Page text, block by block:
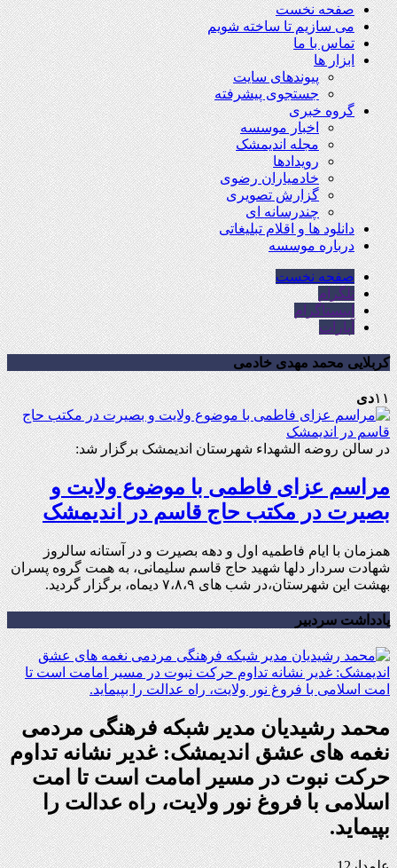
صفحه نخست
می سازیم تا ساخته شویم
تماس با ما
ابزار ها
پیوندهای سایت
جستجوی پیشرفته
گروه خبری
اخبار موسسه
مجله اندیمشک
رویدادها
خادمیاران رضوی
گزارش تصویری
چندرسانه ای
دانلود ها و اقلام تبلیغاتی
درباره موسسه
صفحه نخست
تلگرام
اینستاگرام
آپارات
کربلایی محمد مهدی خادمی
۱۱دی
در سالن روضه الشهداء شهرستان اندیمشک برگزار شد:
مراسم عزای فاطمی با موضوع ولایت و
بصیرت در مکتب حاج قاسم در اندیمشک
همزمان با ایام فاطمیه اول و دهه بصیرت و در آستانه سالروز
شهادت سردار دلها شهید حاج قاسم سلیمانی، به همت گروه پسران
بهشت این شهرستان،در شب های ۷،۸،۹ دیماه، برگزار گردید.
یادداشت سردبیر
محمد رشیدیان مدیر شبکه فرهنگی مردمی
نغمه های عشق اندیمشک: غدیر نشانه تداوم
حرکت نبوت در مسیر امامت است تا امت
اسلامی با فروغ نور ولایت، راه عدالت را
بپیماید.